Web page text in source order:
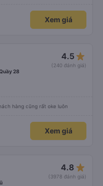
Xem giá
4.5 star_rate
(240 đánh giá)
28
hàng cũng rất oke luôn
Xem giá
4.8 star_rate
(3978 đánh giá)